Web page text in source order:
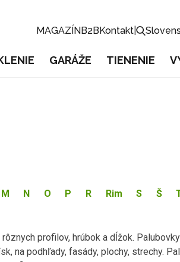
MAGAZÍNB2BKontakt
GARÁŽE TIENENIE
M N O P R Rim S Š
profilov, hrúbok a dĺžok.
na podhľady, fasády, plochy, strechy.